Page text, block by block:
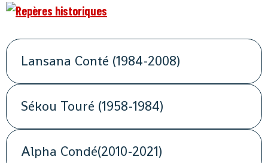
Lansana Conté (1984-2008)
Sékou Touré (1958-1984)
Alpha Condé(2010-2021)